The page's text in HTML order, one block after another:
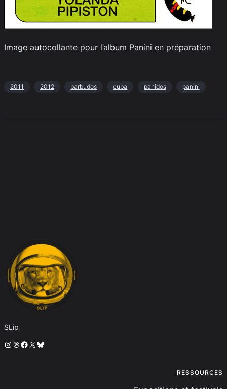
Image autocollante pour l’album Panini en préparation
2011 2012 barbudos cuba panidos panini
SLip
Instagram
Threads
Facebook
X Bluesky
RESSOURCES